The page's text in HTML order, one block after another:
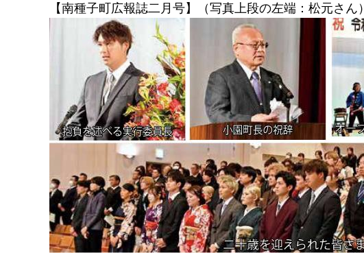
【南種子町広報誌二月号】（写真上段の左端：松元さん）